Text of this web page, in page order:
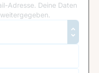
Adresse. Deine Daten